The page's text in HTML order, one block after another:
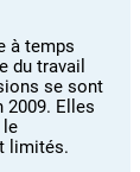
à temps
du travail
se sont
2009. Elles
le
limités.